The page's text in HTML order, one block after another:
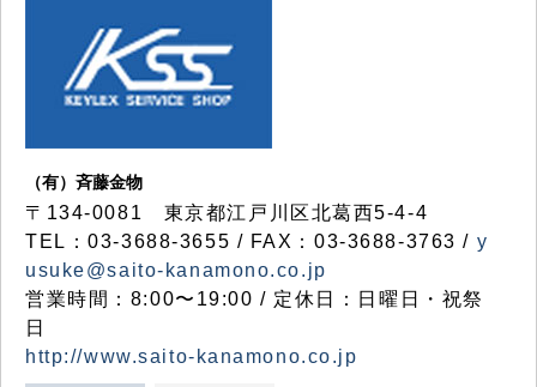
（有）斉藤金物
〒134-0081 東京都江戸川区北葛西5-4-4
TEL：03-3688-3655 / FAX：03-3688-3763 / y
usuke@saito-kanamono.co.jp
営業時間：8:00〜19:00 / 定休日：日曜日・祝祭
日
http://www.saito-kanamono.co.jp